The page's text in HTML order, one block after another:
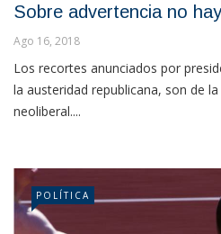
Sobre advertencia no
Ago 16, 2018
Los recortes anunciados por
la austeridad republicana, son de
neoliberal....
POLÍTICA